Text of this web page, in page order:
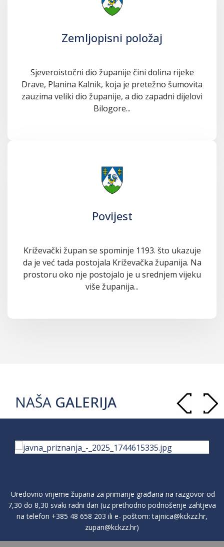
Zemljopisni položaj
Sjeveroistočni dio županije čini dolina rijeke
Drave, Planina Kalnik, koja je pretežno šumovita
zauzima veliki dio županije, a dio zapadni dijelovi
Bilogore...
Povijest
Križevački župan se spominje 1193. što ukazuje
da je već tada postojala Križevačka županija. Na
prostoru oko nje postojalo je u srednjem vijeku
više županija...
NAŠA GALERIJA
Uredovno vrijeme župana za primanje građana na razgovor od
7,30 do 8,30 svaki radni dan (uz prethodno podnošenje zahtjeva
na telefon +385 48 658 203 ili e- poštom:tajnica@kckzz.hr,
zupan@kckzz.hr)